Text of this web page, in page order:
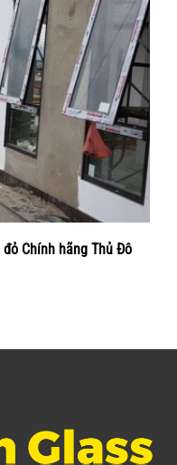
Chính hãng Thủ Đô